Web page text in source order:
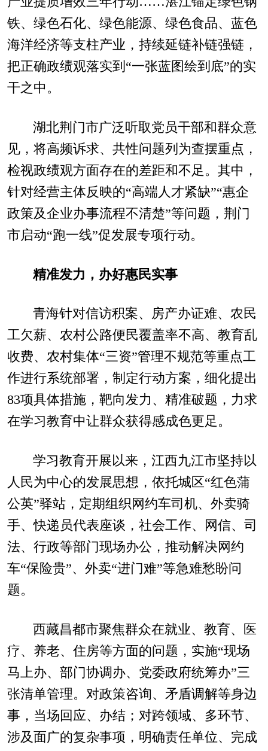
铁、绿色石化、绿色能源、绿色食品、蓝色
海洋经济等支柱产业，持续延链补链强链，
把正确政绩观落实到“一张蓝图绘到底”的实
干之中。
湖北荆门市广泛听取党员干部和群众意
见，将高频诉求、共性问题列为查摆重点，
检视政绩观方面存在的差距和不足。其中，
针对经营主体反映的“高端人才紧缺”“惠企
政策及企业办事流程不清楚”等问题，荆门
市启动“跑一线”促发展专项行动。
精准发力，办好惠民实事
青海针对信访积案、房产办证难、农民
工欠薪、农村公路便民覆盖率不高、教育乱
收费、农村集体“三资”管理不规范等重点工
作进行系统部署，制定行动方案，细化提出
83项具体措施，靶向发力、精准破题，力求
在学习教育中让群众获得感成色更足。
学习教育开展以来，江西九江市坚持以
人民为中心的发展思想，依托城区“红色蒲
公英”驿站，定期组织网约车司机、外卖骑
手、快递员代表座谈，社会工作、网信、司
法、行政等部门现场办公，推动解决网约
车“保险贵”、外卖“进门难”等急难愁盼问
题。
西藏昌都市聚焦群众在就业、教育、医
疗、养老、住房等方面的问题，实施“现场
马上办、部门协调办、党委政府统筹办”三
张清单管理。对政策咨询、矛盾调解等身边
事，当场回应、办结；对跨领域、多环节、
涉及面广的复杂事项，明确责任单位、完成